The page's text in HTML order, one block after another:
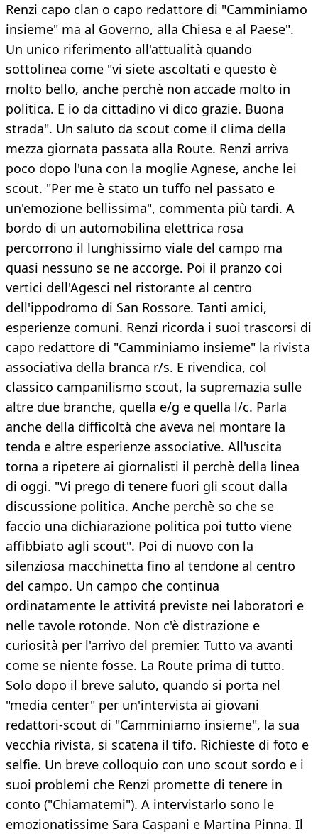
Renzi capo clan o capo redattore di "Camminiamo
insieme" ma al Governo, alla Chiesa e al Paese".
Un unico riferimento all'attualità quando
sottolinea come "vi siete ascoltati e questo è
molto bello, anche perchè non accade molto in
politica. E io da cittadino vi dico grazie. Buona
strada". Un saluto da scout come il clima della
mezza giornata passata alla Route. Renzi arriva
poco dopo l'una con la moglie Agnese, anche lei
scout. "Per me è stato un tuffo nel passato e
un'emozione bellissima", commenta più tardi. A
bordo di un automobilina elettrica rosa
percorrono il lunghissimo viale del campo ma
quasi nessuno se ne accorge. Poi il pranzo coi
vertici dell'Agesci nel ristorante al centro
dell'ippodromo di San Rossore. Tanti amici,
esperienze comuni. Renzi ricorda i suoi trascorsi di
capo redattore di "Camminiamo insieme" la rivista
associativa della branca r/s. E rivendica, col
classico campanilismo scout, la supremazia sulle
altre due branche, quella e/g e quella l/c. Parla
anche della difficoltà che aveva nel montare la
tenda e altre esperienze associative. All'uscita
torna a ripetere ai giornalisti il perchè della linea
di oggi. "Vi prego di tenere fuori gli scout dalla
discussione politica. Anche perchè so che se
faccio una dichiarazione politica poi tutto viene
affibbiato agli scout". Poi di nuovo con la
silenziosa macchinetta fino al tendone al centro
del campo. Un campo che continua
ordinatamente le attivitá previste nei laboratori e
nelle tavole rotonde. Non c'è distrazione e
curiosità per l'arrivo del premier. Tutto va avanti
come se niente fosse. La Route prima di tutto.
Solo dopo il breve saluto, quando si porta nel
"media center" per un'intervista ai giovani
redattori-scout di "Camminiamo insieme", la sua
vecchia rivista, si scatena il tifo. Richieste di foto e
selfie. Un breve colloquio con uno scout sordo e i
suoi problemi che Renzi promette di tenere in
conto ("Chiamatemi"). A intervistarlo sono le
emozionatissime Sara Caspani e Martina Pinna. Il